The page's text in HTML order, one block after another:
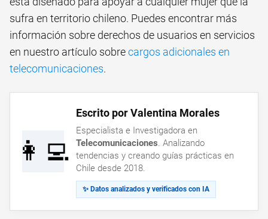
sufra en territorio chileno. Puedes encontrar más
información sobre derechos de usuarios en servicios
en nuestro artículo sobrecargos adicionales en
telecomunicaciones.
👩‍💻
Escrito por Valentina Morales
Especialista e Investigadora en
Telecomunicaciones. Analizando
tendencias y creando guías prácticas en
Chile desde 2018.
✨ Datos analizados y verificados con IA